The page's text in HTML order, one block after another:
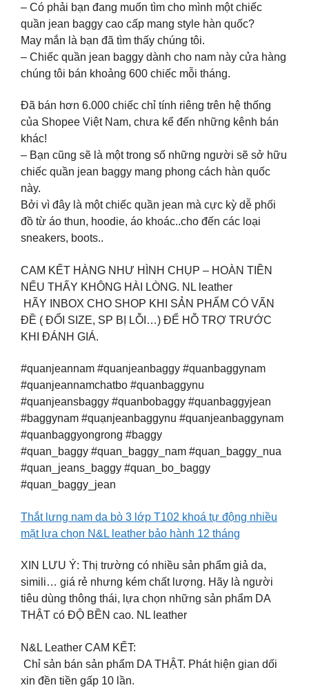
– Có phải bạn đang muốn tìm cho mình một chiếc
quần jean baggy cao cấp mang style hàn quốc?
May mắn là bạn đã tìm thấy chúng tôi.
– Chiếc quần jean baggy dành cho nam này cửa hàng
chúng tôi bán khoảng 600 chiếc mỗi tháng.
Đã bán hơn 6.000 chiếc chỉ tính riêng trên hệ thống
của Shopee Việt Nam, chưa kể đến những kênh bán
khác!
– Bạn cũng sẽ là một trong số những người sẽ sở hữu
chiếc quần jean baggy mang phong cách hàn quốc
này.
Bởi vì đây là một chiếc quần jean mà cực kỳ dễ phối
đồ từ áo thun, hoodie, áo khoác..cho đến các loại
sneakers, boots..
CAM KẾT HÀNG NHƯ HÌNH CHỤP – HOÀN TIỀN
NẾU THẤY KHÔNG HÀI LÒNG. NL leather
️ HÃY INBOX CHO SHOP KHI SẢN PHẨM CÓ VẤN
ĐỀ ( ĐỔI SIZE, SP BỊ LỖI…) ĐỂ HỖ TRỢ TRƯỚC
KHI ĐÁNH GIÁ.
#quanjeannam #quanjeanbaggy #quanbaggynam
#quanjeannamchatbo #quanbaggynu
#quanjeansbaggy #quanbobaggy #quanbaggyjean
#baggynam #quạnjeanbaggynu #quanjeanbaggynam
#quanbaggyongrong #baggy
#quan_baggy #quan_baggy_nam #quan_baggy_nua
#quan_jeans_baggy #quan_bo_baggy
#quan_baggy_jean
Thắt lưng nam da bò 3 lớp T102 khoá tự động nhiều
mặt lựa chọn N&L leather bảo hành 12 tháng
XIN LƯU Ý: Thị trường có nhiều sản phẩm giả da,
simili… giá rẻ nhưng kém chất lượng. Hãy là người
tiêu dùng thông thái, lựa chọn những sản phẩm DA
THẬT có ĐỘ BỀN cao. NL leather
N&L Leather CAM KẾT:
️ Chỉ sản bán sản phẩm DA THẬT. Phát hiện gian dối
xin đền tiền gấp 10 lần.